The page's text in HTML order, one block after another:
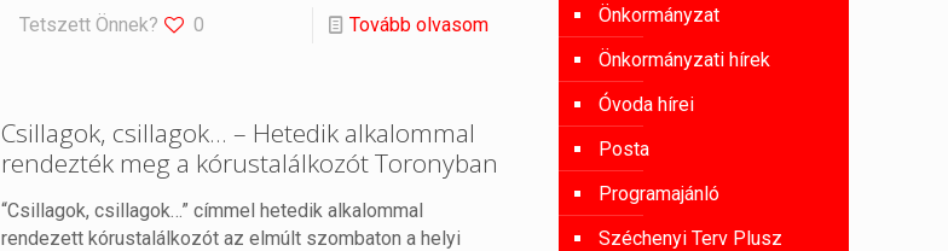
Tetszett Önnek? 0 Tovább olvasom
Csillagok, csillagok… – Hetedik alkalommal
rendezték meg a kórustalálkozót Toronyban
“Csillagok, csillagok…” címmel hetedik alkalommal
rendezett kórustalálkozót az elmúlt szombaton a helyi
Önkormányzat
Önkormányzati hírek
Óvoda hírei
Posta
Programajánló
Széchenyi Terv Plusz